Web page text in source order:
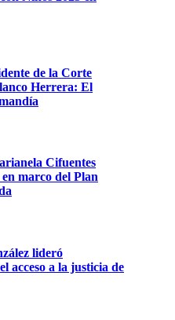
de la Corte
Herrera: El
Cifuentes
marco del Plan
lideró
acceso a la justicia de